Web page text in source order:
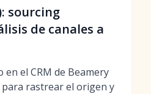
sourcing
de canales a
en el CRM de Beamery
para rastrear el origen y